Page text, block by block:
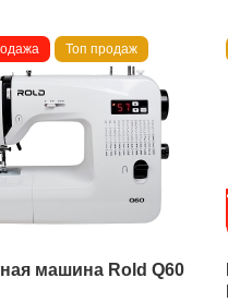
Топ продаж
машина Rold Q60